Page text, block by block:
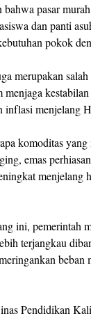
pasar
dan panti
pokok
merupakan salah
menjaga
inflasi menjelang
komoditas
emas
menjelang
ini, pemerintah
terjangkau
beban
Pendidikan